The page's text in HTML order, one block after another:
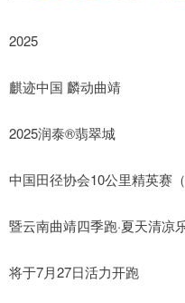
2025
麒迹中国 麟动曲靖
2025润泰®翡翠城
中国田径协会10公里精英赛（
暨云南曲靖四季跑·夏天清凉
将于7月27日活力开跑